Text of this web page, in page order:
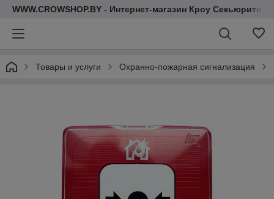
WWW.CROWSHOP.BY - Интернет-магазин Кроу Секьюрити
Товары и услуги Охранно-пожарная сигнализация